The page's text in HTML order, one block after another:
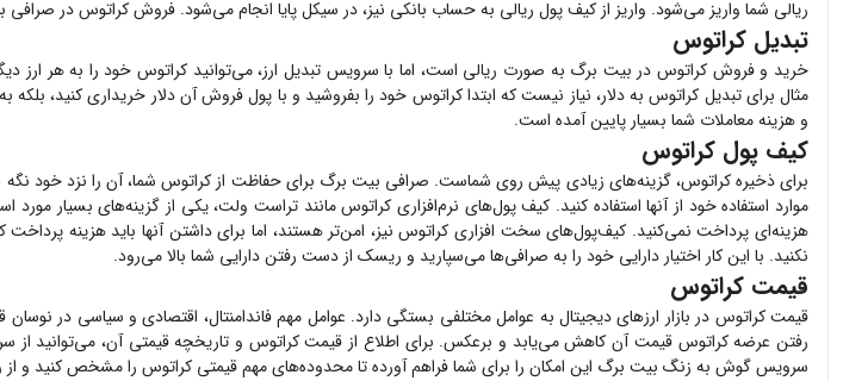
ریالی شما واریز می‌شود. واریز از کیف پول ریالی به حساب بانکی نیز، در سیکل پایا انجام می‌شود. فروشکراتوسدر صرافی
تبدیل کراتوس
خرید و فروش کراتوسدر بیت برگ به صورت ریالی است، اما با سرویس تبدیل ارز، می‌توانید کراتوسخود را به هر ارز
مثال برای تبدیل کراتوسبه دلار، نیاز نیست که ابتداکراتوس خود را بفروشید و با پول فروش آن دلار خریداری کنید،
و هزینه معاملات شما بسیار پایین آمده است.
کیف پول کراتوس
برای ذخیرهکراتوس، گزینه‌های زیادی پیش روی شماست. صرافی بیت برگ برای حفاظت از کراتوسشما، آن را نزد خود
موارد استفاده خود از آنها استفاده کنید. کیف پول‌های نرم‌افزاری کراتوسمانند تراست ولت، یکی از گزینه‌های بسیار مورد
هزینه‌ای پرداخت نمی‌کنید. کیف‌پول‌های سخت افزاری کراتوسنیز، امن‌تر هستند، اما برای داشتن آنها باید هزینه
نکنید. با این کار اختیار دارایی خود را به صرافی‌ها می‌سپارید و ریسک از دست رفتن دارایی شما بالا می‌رود.
قیمت کراتوس
قیمتکراتوس در بازار ارزهای دیجیتال به عوامل مختلفی بستگی دارد. عوامل مهم فاندامنتال، اقتصادی و سیاسی در نوسان
رفتن عرضهکراتوس قیمت آن کاهش می‌یابد و برعکس. برای اطلاع از قیمتکراتوس و تاریخچه قیمتی آن، می‌توانید
سرویس گوش به زنگ بیت برگ این امکان را برای شما فراهم آورده تا محدوده‌های مهم قیمتی کراتوس را مشخص کنید و از